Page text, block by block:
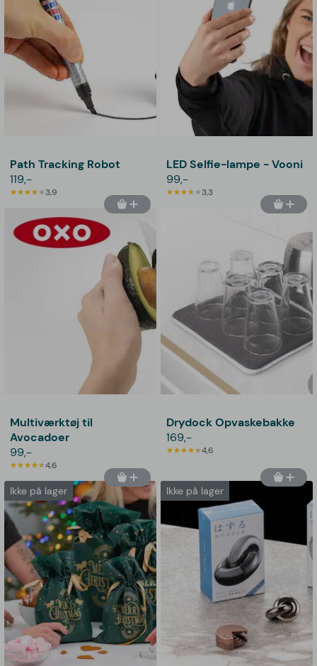
Path Tracking Robot
119,-
3,9
LED Selfie-lampe - Vooni
99,-
3,3
Multiværktøj til
Avocadoer
99,-
4,6
Drydock Opvaskebakke
169,-
4,6
Ikke på lager Ikke på lager